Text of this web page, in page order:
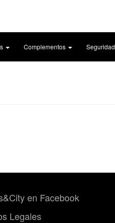
Complementos Seguridad
en Facebook
Legales